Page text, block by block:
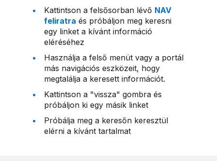
Kattintson a felsősorban lévő NAV
feliratra és próbáljon meg keresni
egy linket a kívánt információ
eléréséhez
Használja a felső menüt vagy a portál
más navigációs eszközeit, hogy
megtalálja a keresett információt.
Kattintson a "vissza" gombra és
próbáljon ki egy másik linket
Próbálja meg a keresőn keresztül
elérni a kívánt tartalmat